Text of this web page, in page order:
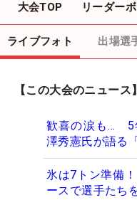
大会TOP リーダー
ライブフォト 出場選
【この大会のニュース】
歓喜の涙も… 5
澤秀憲氏が語る
氷は7トン準備
ースで選手たち